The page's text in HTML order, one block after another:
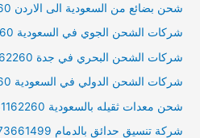
شحن بضائع من السعودية الى الاردن 0561162260
شركات الشحن الجوي في السعودية 0561162260
شركات الشحن البحري في جدة 0561162260
شركات الشحن الدولي في السعودية 0561162260
شحن معدات ثقيله بالسعودية 0561162260
شركة تنسيق حدائق بالدمام 0573661499